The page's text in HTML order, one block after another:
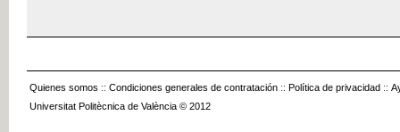
Quienes somos :: Condiciones generales de contratación :: Política de privacidad ::
Universitat Politècnica de València © 2012